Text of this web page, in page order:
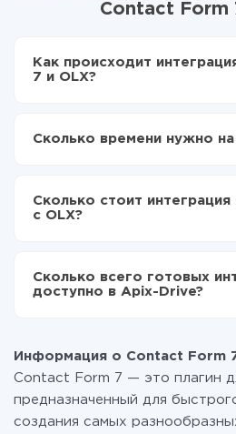
Contact Form
Как происходит
7 и OLX?
Выбираете какие данные
передаваться из Contact
Сколько времени нужно на
отличаться и составлять от
среднем настройка занимает
Сколько стоит
с OLX?
функционал. Вы оплачиваете
данных, которые по факту
перейти на платный, при
отарифах.
Сколько всего готовых
доступно в Apix-Drive?
Информация о Contact Form
Contact Form 7 — это плагин
предназначенный для
создания самых